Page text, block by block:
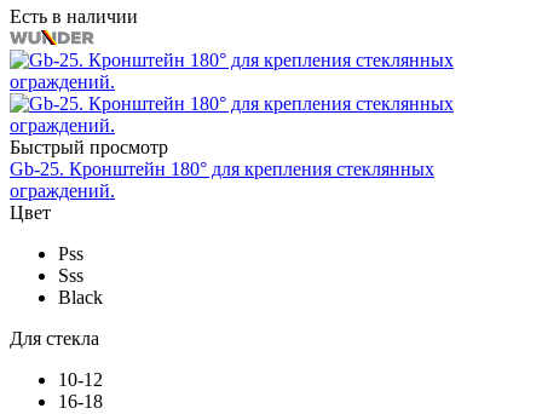
Есть в наличии
Быстрый просмотр
Gb-25. Кронштейн 180° для крепления стеклянных
ограждений.
Цвет
Pss
Sss
Black
Для стекла
10-12
16-18